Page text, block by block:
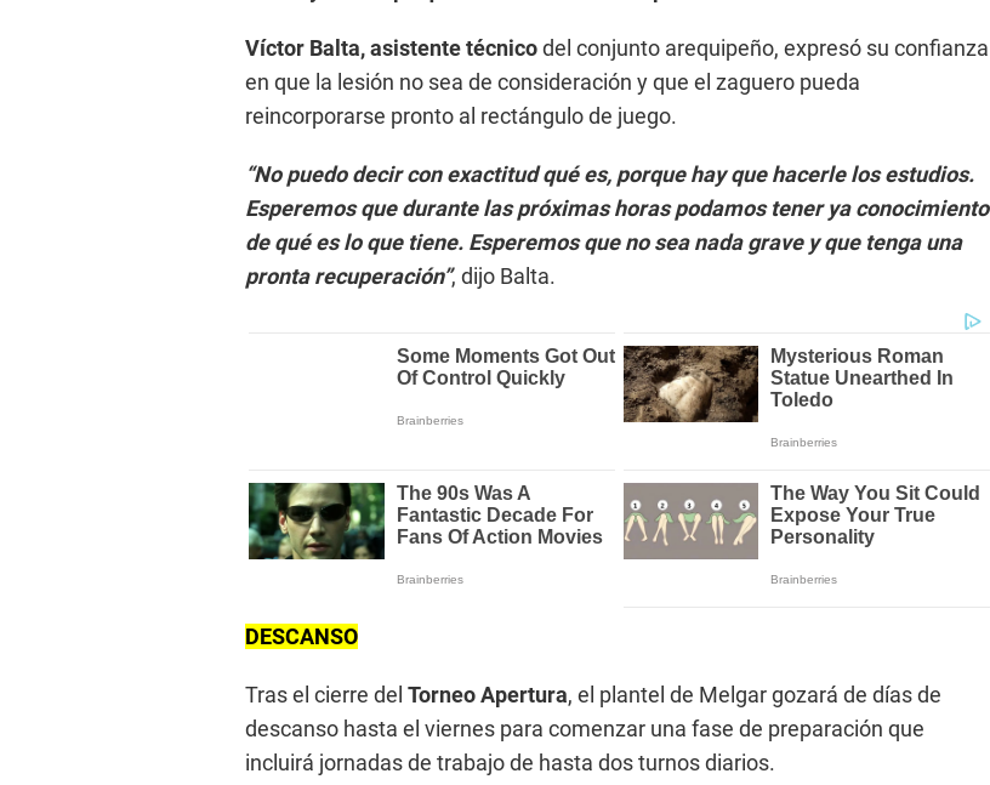
Víctor Balta, asistente técnicodel conjunto arequipeño, expresó su confianza
en que la lesión no sea de consideración y que el zaguero pueda
reincorporarse pronto al rectángulo de juego.
“No puedo decir con exactitud qué es, porque hay que hacerle los estudios.
Esperemos que durante las próximas horas podamos tener ya conocimiento
de qué es lo que tiene. Esperemos que no sea nada grave y que tenga una
pronta recuperación”, dijo Balta.
DESCANSO
Tras el cierre del Torneo Apertura, el plantel de Melgar gozará de días de
descanso hasta el viernes para comenzar una fase de preparación que
incluirá jornadas de trabajo de hasta dos turnos diarios.